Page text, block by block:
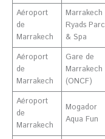
Aéroport
de
Marrakech
Marrakech
Ryads Parc
& Spa
Aéroport
de
Marrakech
Gare de
Marrakech
(ONCF)
Aéroport
de
Marrakech
Mogador
Aqua Fun